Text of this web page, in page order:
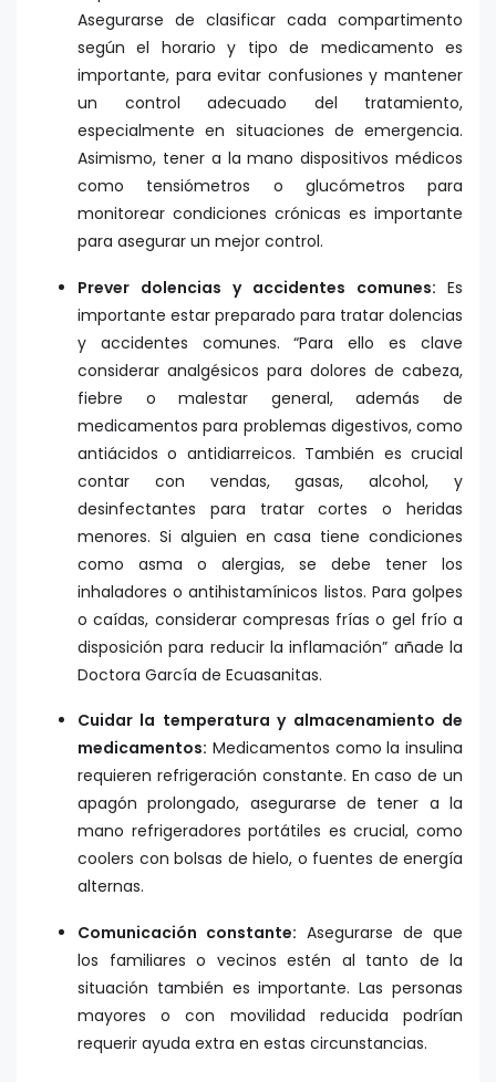
Asegurarse de clasificar cada compartimento
según el horario y tipo de medicamento es
importante, para evitar confusiones y mantener
un control adecuado del tratamiento,
especialmente en situaciones de emergencia.
Asimismo, tener a la mano dispositivos médicos
como tensiómetros o glucómetros para
monitorear condiciones crónicas es importante
para asegurar un mejor control.
Prever dolencias y accidentes comunes: Es
importante estar preparado para tratar dolencias
y accidentes comunes. “Para ello es clave
considerar analgésicos para dolores de cabeza,
fiebre o malestar general, además de
medicamentos para problemas digestivos, como
antiácidos o antidiarreicos. También es crucial
contar con vendas, gasas, alcohol, y
desinfectantes para tratar cortes o heridas
menores. Si alguien en casa tiene condiciones
como asma o alergias, se debe tener los
inhaladores o antihistamínicos listos. Para golpes
o caídas, considerar compresas frías o gel frío a
disposición para reducir la inflamación” añade la
Doctora García de Ecuasanitas.
Cuidar la temperatura y almacenamiento de
medicamentos: Medicamentos como la insulina
requieren refrigeración constante. En caso de un
apagón prolongado, asegurarse de tener a la
mano refrigeradores portátiles es crucial, como
coolers con bolsas de hielo, o fuentes de energía
alternas.
Comunicación constante: Asegurarse de que
los familiares o vecinos estén al tanto de la
situación también es importante. Las personas
mayores o con movilidad reducida podrían
requerir ayuda extra en estas circunstancias.